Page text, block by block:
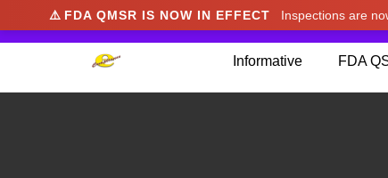
⚠️ FDA QMSR IS NOW IN EFFECT Inspections are
Informative FDA
We noticed you're visiting from Japan.